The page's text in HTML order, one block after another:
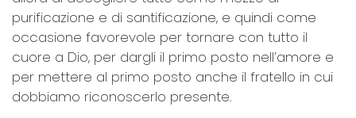
purificazione e di santificazione, e quindi come
occasione favorevole per tornare con tutto il
cuore a Dio, per dargli il primo posto nell’amore e
per mettere al primo posto anche il fratello in cui
dobbiamo riconoscerlo presente.